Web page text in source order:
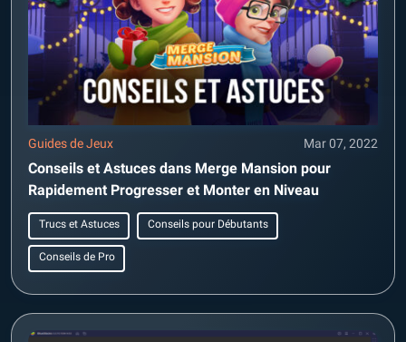
Guides de Jeux Mar 07, 2022
Conseils et Astuces dans Merge Mansion pour
Rapidement Progresser et Monter en Niveau
Trucs et Astuces Conseils pour Débutants
Conseils de Pro